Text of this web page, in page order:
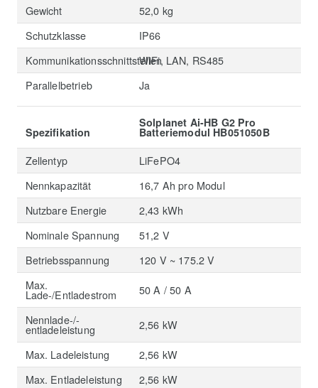
Gewicht
52,0 kg
Schutzklasse
IP66
KommunikationsschnittstellenWiFi, LAN, RS485
Parallelbetrieb
Ja
Spezifikation
Solplanet Ai-HB G2 Pro
Batteriemodul HB051050B
Zellentyp
LiFePO4
Nennkapazität
16,7 Ah pro Modul
Nutzbare Energie
2,43 kWh
Nominale Spannung
51,2 V
Betriebsspannung
120 V ~ 175.2 V
Max.
Lade-/Entladestrom
50 A / 50 A
Nennlade-/-
entladeleistung
2,56 kW
Max. Ladeleistung
2,56 kW
Max. Entladeleistung
2,56 kW